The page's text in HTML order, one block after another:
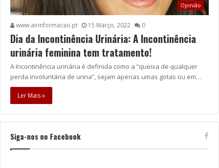
Opinião
www.airinformacao.pt 15 Março, 2022 0
Dia da Incontinência Urinária: A Incontinência
urinária feminina tem tratamento!
A Incontinência urinária é definida como a “queixa de qualquer
perda involuntária de urina”, sejam apenas umas gotas ou em…
Ler Mais »
Siga-nos no Facebook